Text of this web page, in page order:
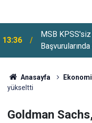
13:36
MSB KPSS'siz
Anasayfa Ekonomi
yükseltti
Goldman